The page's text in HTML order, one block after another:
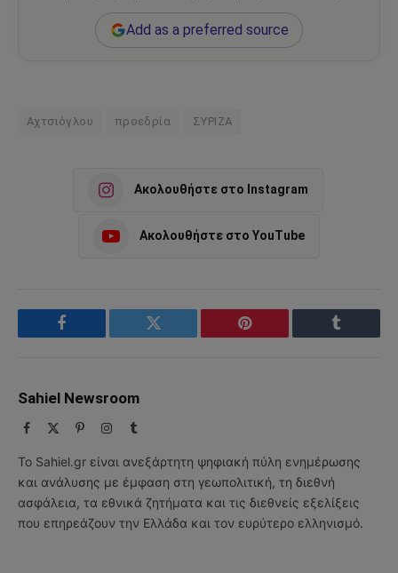
Add as a preferred source
Αχτσιόγλου προεδρία ΣΥΡΙΖΑ
Ακολουθήστε στο Instagram
Ακολουθήστε στο YouTube
Facebook Twitter Pinterest Tumblr
Sahiel Newsroom
Facebook PinterestInstagram
Tumblr
Το Sahiel.gr είναι ανεξάρτητη ψηφιακή πύλη ενημέρωσης
και ανάλυσης με έμφαση στη γεωπολιτική, τη διεθνή
ασφάλεια, τα εθνικά ζητήματα και τις διεθνείς εξελίξεις
που επηρεάζουν την Ελλάδα και τον ευρύτερο ελληνισμό.